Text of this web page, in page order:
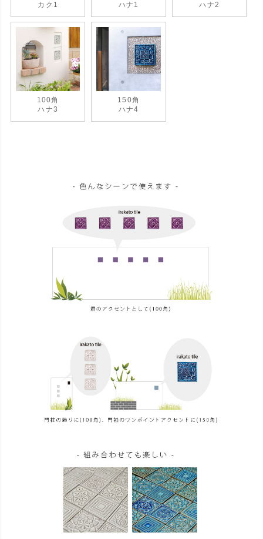
カク1
ハナ1
ハナ2
100角
ハナ3
150角
ハナ4